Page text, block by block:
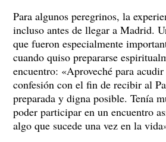
Para algunos peregrinos, la
incluso antes de llegar a Madrid.
que fueron especialmente
cuando quiso prepararse
encuentro: «Aproveché para
confesión con el fin de recibir al
preparada y digna posible. Tenía
poder participar en un encuentro
algo que sucede una vez en la